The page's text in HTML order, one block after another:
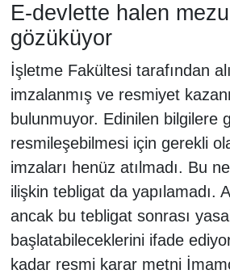
E-devlette halen
gözüküyor
İşletme Fakültesi tarafından
imzalanmış ve resmiyet
bulunmuyor. Edinilen bilgilere
resmileşebilmesi için gerekli
imzaları henüz atılmadı. Bu
ilişkin tebligat da yapılamadı.
ancak bu tebligat sonrası
başlatabileceklerini ifade
kadar resmi karar metni